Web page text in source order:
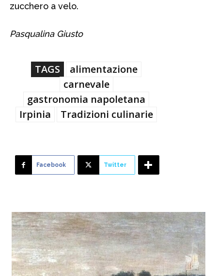
zucchero a velo.
Pasqualina Giusto
TAGS
alimentazione
carnevale
gastronomia napoletana
Irpinia
Tradizioni culinarie
Facebook Twitter